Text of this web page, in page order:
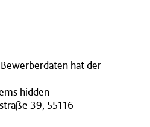
hat der
hidden
39, 55116